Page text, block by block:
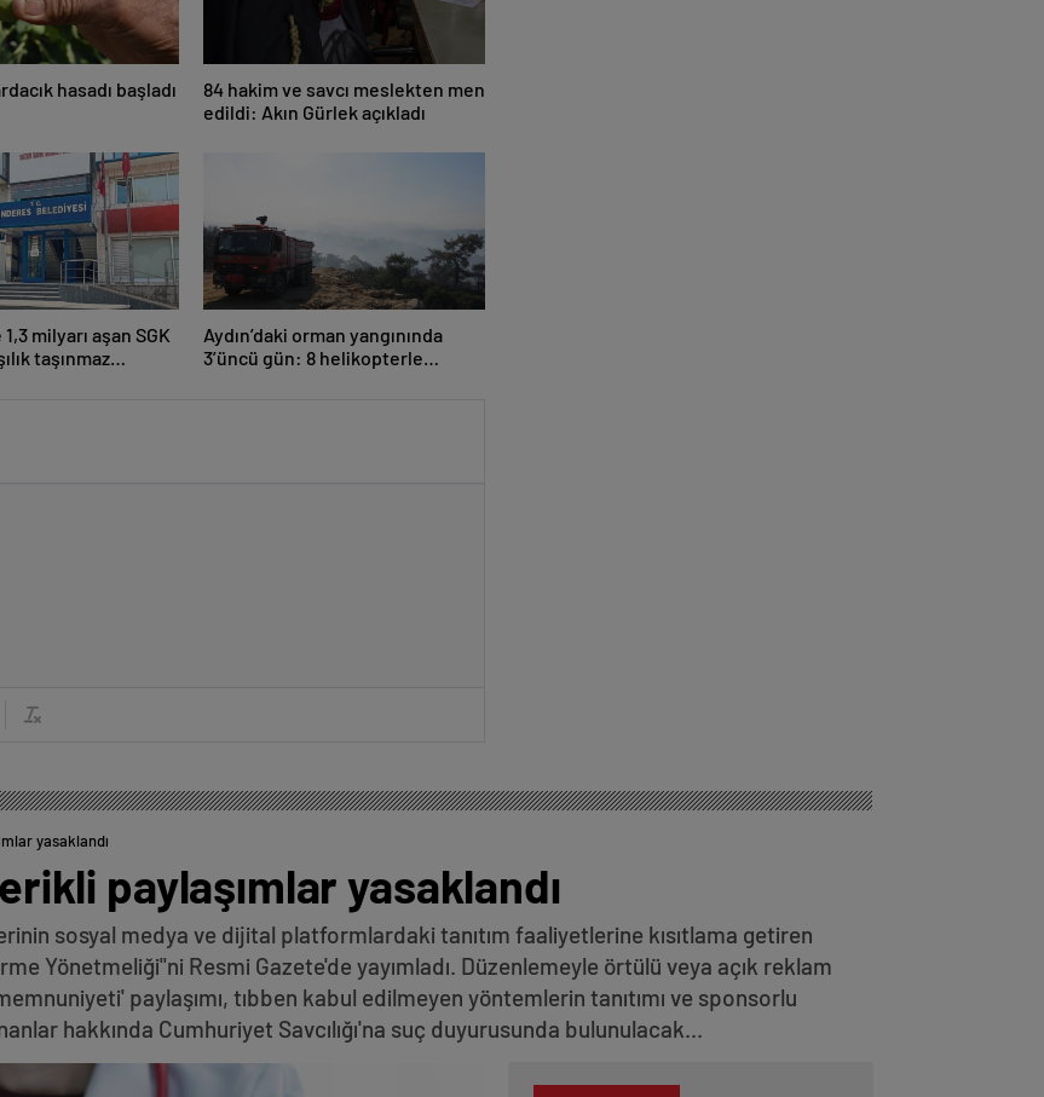
hasadı başladı
84 hakim ve savcı meslekten men
edildi: Akın Gürlek açıkladı
milyarı aşan SGK
taşınmaz
Aydın’daki orman yangınında
3’üncü gün: 8 helikopterle
yasaklandı
paylaşımlar yasaklandı
sosyal medya ve dijital platformlardaki tanıtım faaliyetlerine kısıtlama getiren
Yönetmeliği"ni Resmi Gazete'de yayımladı. Düzenlemeyle örtülü veya açık reklam
paylaşımı, tıbben kabul edilmeyen yöntemlerin tanıtımı ve sponsorlu
hakkında Cumhuriyet Savcılığı'na suç duyurusunda bulunulacak...